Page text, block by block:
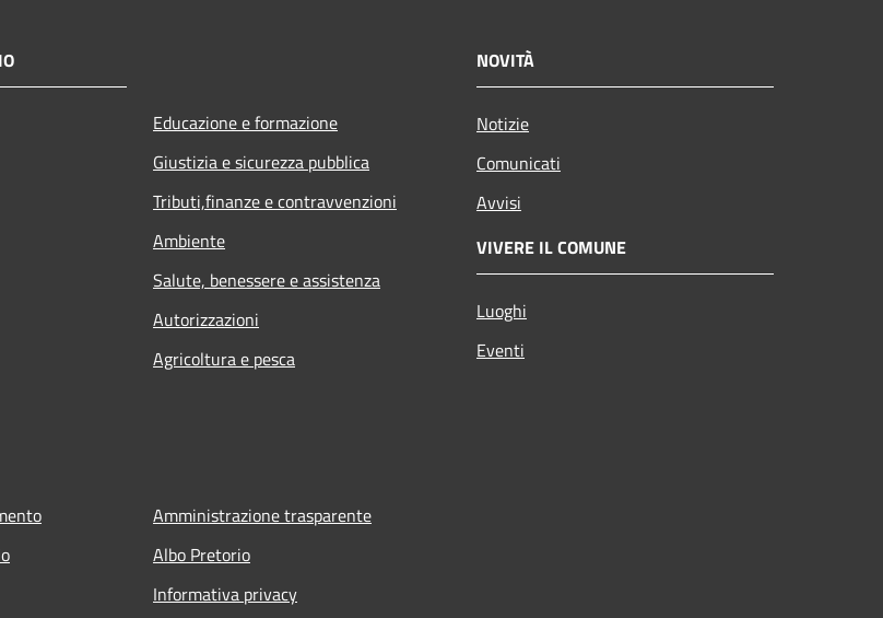
Educazione e formazione
Giustizia e sicurezza pubblica
Tributi,finanze e contravvenzioni
Ambiente
Salute, benessere e assistenza
Autorizzazioni
Agricoltura e pesca
NOVITÀ
Notizie
Comunicati
Avvisi
VIVERE IL COMUNE
Luoghi
Eventi
Amministrazione trasparente
Albo Pretorio
Informativa privacy